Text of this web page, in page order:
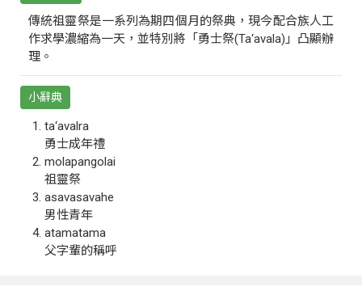
傳統祖靈祭是一系列為期四個月的祭典，現今配合族人工
作求學濃縮為一天，並特別將「勇士祭(Ta‘avala)」凸顯辦
理。
小辭典
ta‘avalra
勇士成年禮
molapangolai
祖靈祭
asavasavahe
男性青年
atamatama
父字輩的稱呼